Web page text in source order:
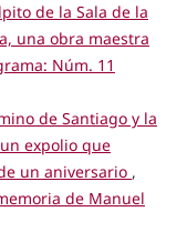
de la Sala de la
una obra maestra
Núm. 11
de Santiago y la
expolio que
un aniversario ,
de Manuel